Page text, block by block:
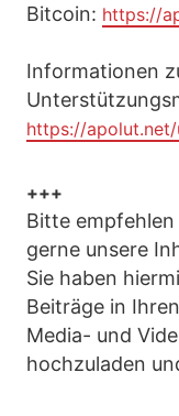
Bitcoin: https://
Informationen
https://
+++
Bitte empfehlen
gerne unsere
Sie haben
Beiträge in
Media- und
hochzuladen